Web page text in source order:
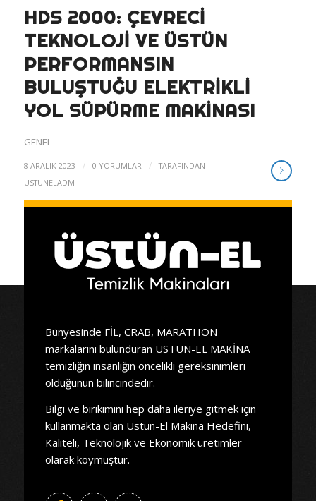
HDS 2000: ÇEVRECI
TEKNOLOJI VE ÜSTÜN
PERFORMANSIN
BULUŞTUĞU ELEKTRIKLI
YOL SÜPÜRME MAKINASI
GENEL
8 ARALIK 2023 / 0 YORUMLAR /
TARAFINDAN
USTUNELADM
Bünyesinde FİL, CRAB, MARATHON
markalarını bulunduran ÜSTÜN-EL MAKİNA
temizliğin insanlığın öncelikli gereksinimleri
olduğunun bilincindedir.
Bilgi ve birikimini hep daha ileriye gitmek için
kullanmakta olan Üstün-El Makina Hedefini,
Kaliteli, Teknolojik ve Ekonomik üretimler
olarak koymuştur.